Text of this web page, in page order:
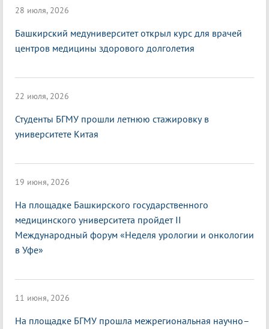
28 июля, 2026
Башкирский медуниверситет открыл курс для врачей
центров медицины здорового долголетия
22 июля, 2026
Студенты БГМУ прошли летнюю стажировку в
университете Китая
19 июня, 2026
На площадке Башкирского государственного
медицинского университета пройдет II
Международный форум «Неделя урологии и онкологии
в Уфе»
11 июня, 2026
На площадке БГМУ прошла межрегиональная научно–